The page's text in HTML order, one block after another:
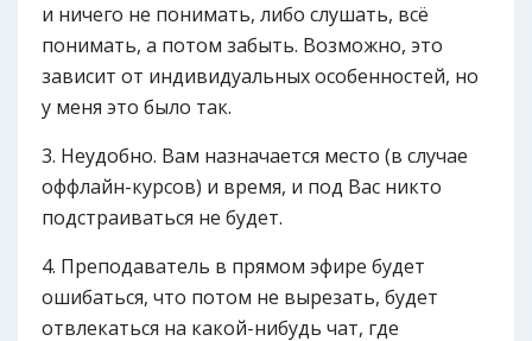
и ничего не понимать, либо слушать, всё
понимать, а потом забыть. Возможно, это
зависит от индивидуальных особенностей, но
у меня это было так.
Неудобно. Вам назначается место (в случае
оффлайн-курсов) и время, и под Вас никто
подстраиваться не будет.
Преподаватель в прямом эфире будет
ошибаться, что потом не вырезать, будет
отвлекаться на какой-нибудь чат, где